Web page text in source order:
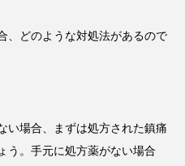
、どのような対処法があるので
い場合、まずは処方された鎮痛
う。手元に処方薬がない場合